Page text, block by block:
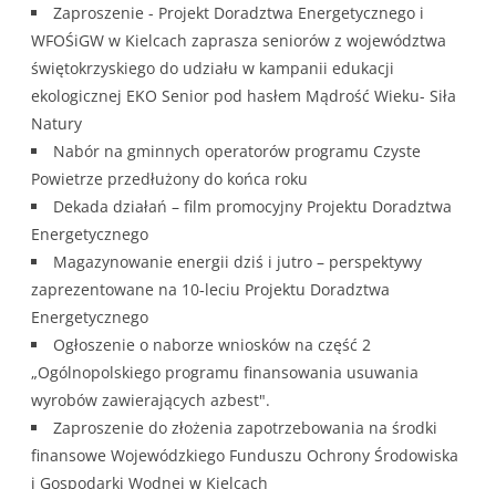
Zaproszenie - Projekt Doradztwa Energetycznego i
WFOŚiGW w Kielcach zaprasza seniorów z województwa
świętokrzyskiego do udziału w kampanii edukacji
ekologicznej EKO Senior pod hasłem Mądrość Wieku- Siła
Natury
Nabór na gminnych operatorów programu Czyste
Powietrze przedłużony do końca roku
Dekada działań – film promocyjny Projektu Doradztwa
Energetycznego
Magazynowanie energii dziś i jutro – perspektywy
zaprezentowane na 10‑leciu Projektu Doradztwa
Energetycznego
Ogłoszenie o naborze wniosków na część 2
„Ogólnopolskiego programu finansowania usuwania
wyrobów zawierających azbest".
Zaproszenie do złożenia zapotrzebowania na środki
finansowe Wojewódzkiego Funduszu Ochrony Środowiska
i Gospodarki Wodnej w Kielcach